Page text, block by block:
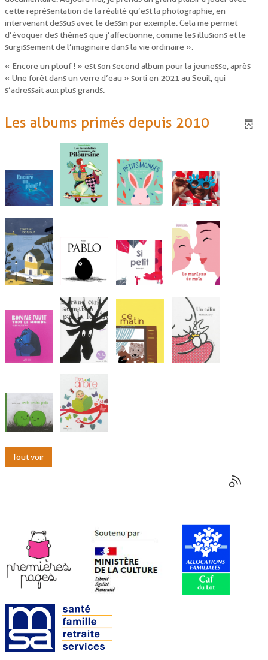
cette représentation de la réalité qu’est la photographie, en
intervenant dessus avec le dessin par exemple. Cela me permet
d’évoquer des thèmes que j’affectionne, comme les illusions et le
surgissement de l’imaginaire dans la vie ordinaire ».
« Encore un plouf ! » est son second album pour la jeunesse, après
« Une forêt dans un verre d’eau » sorti en 2021 au Seuil, qui
s’adressait aux plus grands.
Les albums primés depuis 2010
Tout voir